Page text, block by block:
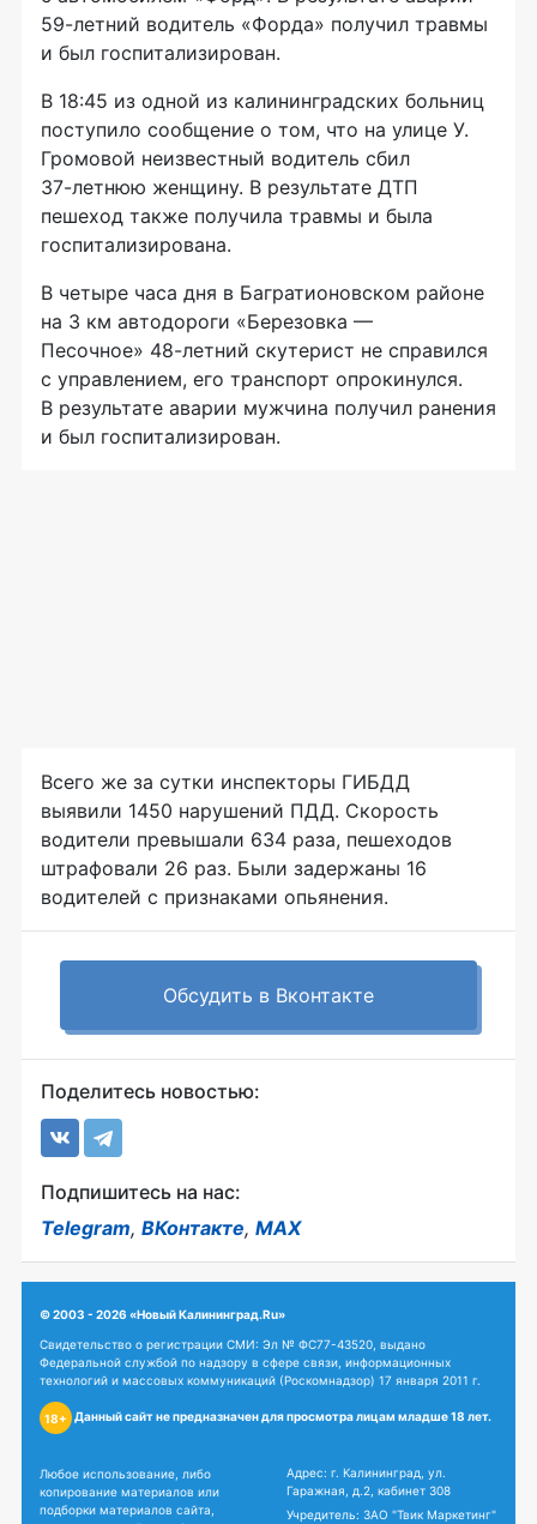
59-летний водитель «Форда» получил травмы
и был госпитализирован.
В 18:45 из одной из калининградских больниц
поступило сообщение о том, что на улице У.
Громовой неизвестный водитель сбил
37-летнюю женщину. В результате ДТП
пешеход также получила травмы и была
госпитализирована.
В четыре часа дня в Багратионовском районе
на 3 км автодороги «Березовка —
Песочное» 48-летний скутерист не справился
с управлением, его транспорт опрокинулся.
В результате аварии мужчина получил ранения
и был госпитализирован.
Всего же за сутки инспекторы ГИБДД
выявили 1450 нарушений ПДД. Скорость
водители превышали 634 раза, пешеходов
штрафовали 26 раз. Были задержаны 16
водителей с признаками опьянения.
Обсудить в Вконтакте
Поделитесь новостью:
Подпишитесь на нас:
Telegram, ВКонтакте, MAX
© 2003 - 2026 «Новый Калининград.Ru»
Свидетельство о регистрации СМИ: Эл № ФС77-43520, выдано
Федеральной службой по надзору в сфере связи, информационных
технологий и массовых коммуникаций (Роскомнадзор) 17 января 2011 г.
18+ Данный сайт не предназначен для просмотра лицам младше 18 лет.
Любое использование, либо
копирование материалов или
подборки материалов сайта,
Адрес: г. Калининград, ул.
Гаражная, д.2, кабинет 308
Учредитель: ЗАО "Твик Маркетинг"